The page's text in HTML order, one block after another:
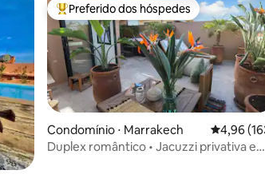
Entre os melhores preferidos dos
Preferido dos hóspedes
Condomínio ⋅ Marrakech 4,96 de
4,96
Duplex romântico • Jacuzzi privativa em